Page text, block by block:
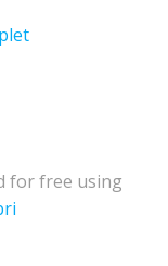
for free using